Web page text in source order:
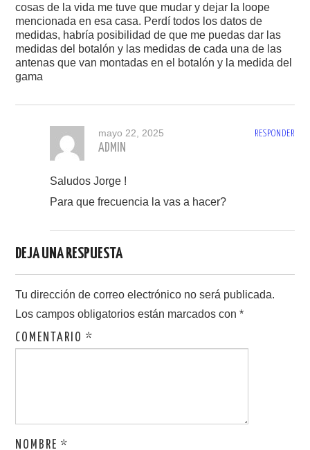
cosas de la vida me tuve que mudar y dejar la loope
mencionada en esa casa. Perdí todos los datos de
medidas, habría posibilidad de que me puedas dar las
medidas del botalón y las medidas de cada una de las
antenas que van montadas en el botalón y la medida del
gama
RESPONDER
mayo 22, 2025
ADMIN
Saludos Jorge !
Para que frecuencia la vas a hacer?
DEJA UNA RESPUESTA
Tu dirección de correo electrónico no será publicada.
Los campos obligatorios están marcados con*
COMENTARIO*
NOMBRE*